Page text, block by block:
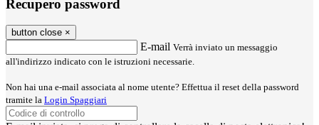
Recupero password
button close ×
E-mail Verrà inviato un messaggio
all'indirizzo indicato con le istruzioni necessarie.
Non hai una e-mail associata al nome utente? Effettua il reset della password
tramite la Login Spaggiari